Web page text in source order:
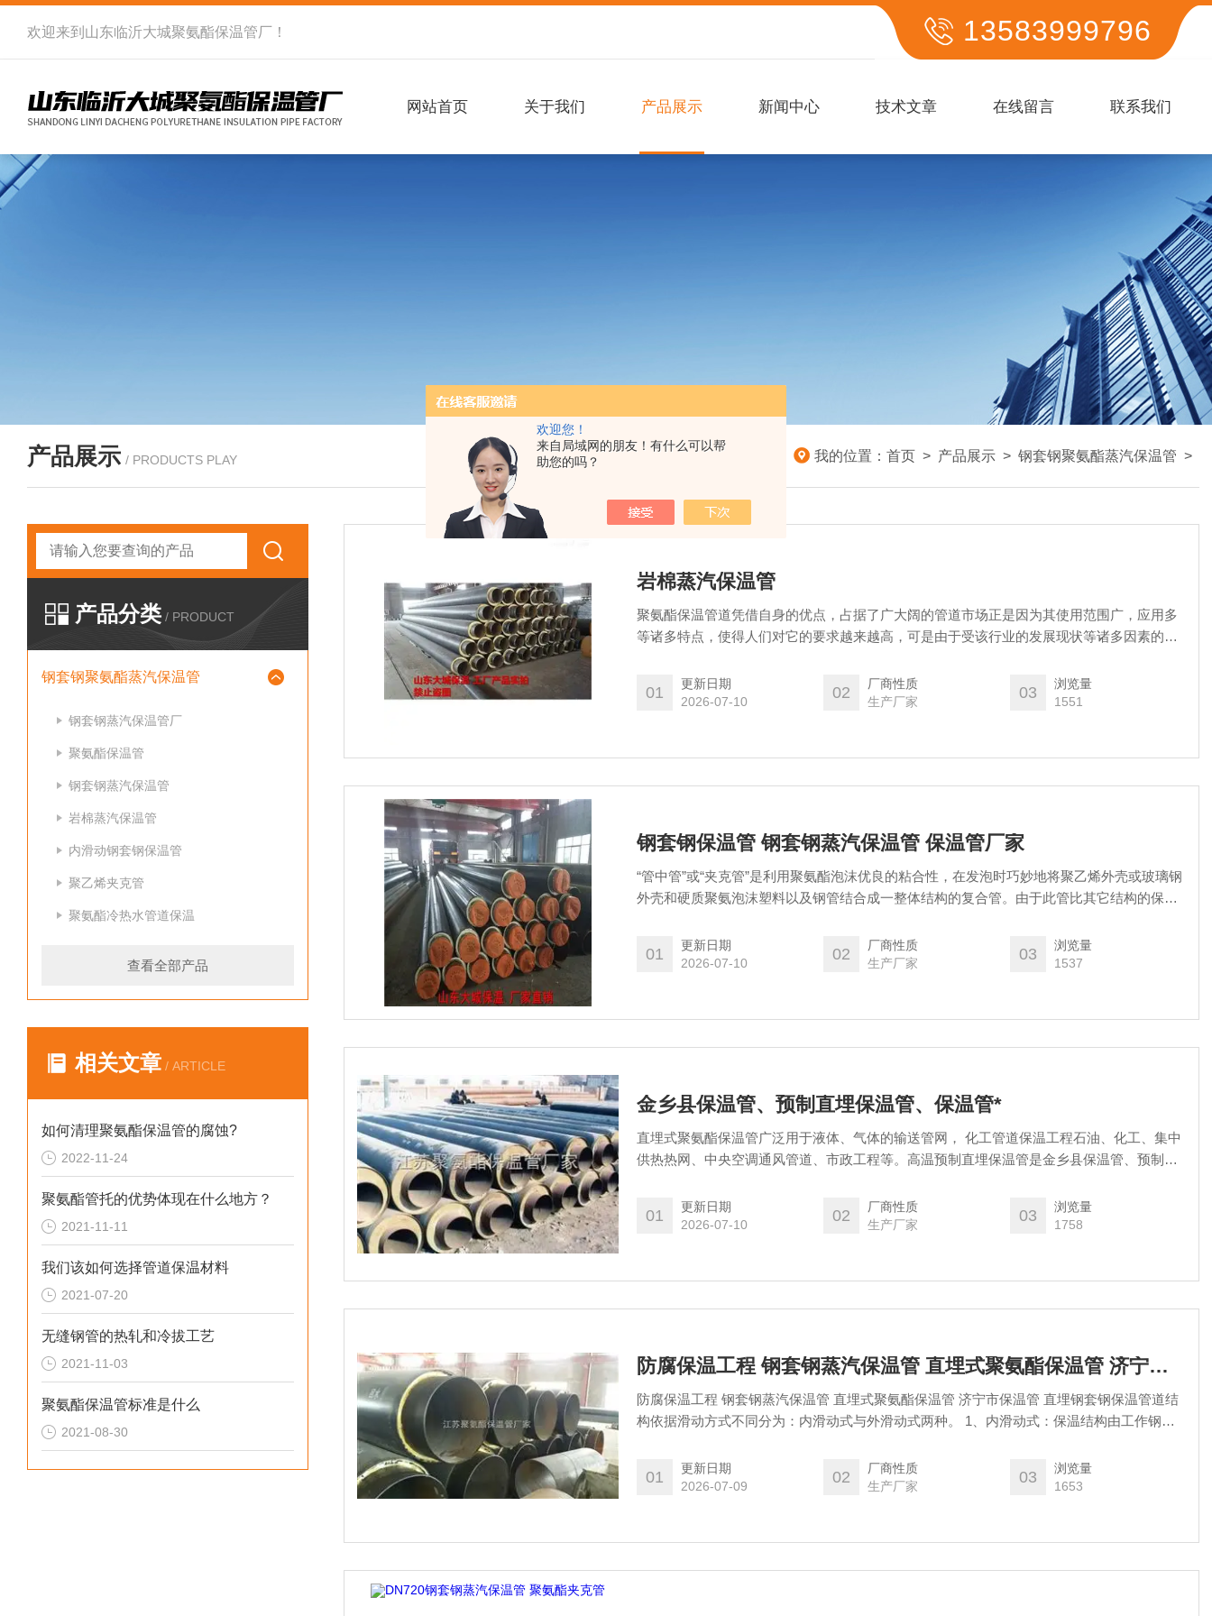
欢迎您！
来自局域网的朋友！有什么可以帮
助您的吗？
欢迎来到 山东临沂大城聚氨酯保温管厂 ！ 13583999796
网站首页 关于我们 产品展示 新闻中心 技术文章 在线留言 联系我们
产品展示 / PRODUCTS PLAY 我的位置： 首页 > 产品展示 > 钢套钢聚氨酯蒸汽保温管 >
产品分类 / PRODUCT
钢套钢聚氨酯蒸汽保温管
钢套钢蒸汽保温管厂
聚氨酯保温管
钢套钢蒸汽保温管
岩棉蒸汽保温管
内滑动钢套钢保温管
聚乙烯夹克管
聚氨酯冷热水管道保温
查看全部产品
相关文章 / ARTICLE
如何清理聚氨酯保温管的腐蚀?
2022-11-24
聚氨酯管托的优势体现在什么地方？
2021-11-11
我们该如何选择管道保温材料
2021-07-20
无缝钢管的热轧和冷拔工艺
2021-11-03
聚氨酯保温管标准是什么
2021-08-30
岩棉蒸汽保温管
聚氨酯保温管道凭借自身的优点，占据了广大阔的管道市场正是因为其使用范围广，应用多
等诸多特点，使得人们对它的要求越来越高，可是由于受该行业的发展现状等诸多因素的影
保温管 聚氨酯保温管
01
更新日期
2026-07-10
02
厂商性质
生产厂家
03
浏览量
1551
钢套钢保温管 钢套钢蒸汽保温管 保温管厂家
“管中管”或“夹克管”是利用聚氨酯泡沫优良的粘合性，在发泡时巧妙地将聚乙烯外壳或玻璃钢
外壳和硬质聚氨泡沫塑料以及钢管结合成一整体结构的复合管。由于此管比其它结构的保温
套钢保温管 钢套钢蒸汽保温管 保温管厂家
01
更新日期
2026-07-10
02
厂商性质
生产厂家
03
浏览量
1537
金乡县保温管、预制直埋保温管、保温管*
直埋式聚氨酯保温管广泛用于液体、气体的输送管网， 化工管道保温工程石油、化工、集中
供热热网、中央空调通风管道、市政工程等。高温预制直埋保温管是金乡县保温管、预制直
01
更新日期
2026-07-10
02
厂商性质
生产厂家
03
浏览量
1758
防腐保温工程 钢套钢蒸汽保温管 直埋式聚氨酯保温管 济宁市保温管
防腐保温工程 钢套钢蒸汽保温管 直埋式聚氨酯保温管 济宁市保温管 直埋钢套钢保温管道结
构依据滑动方式不同分为：内滑动式与外滑动式两种。 1、内滑动式：保温结构由工作钢
层、外套钢管、外防腐层组成。 2、外滑动式：保温结构由工作钢管、玻璃棉保温隔热层、
铝箔反射层、不锈钢紧固带、滑动导向支架、空气保温层、外护钢管、
01
更新日期
2026-07-09
02
厂商性质
生产厂家
03
浏览量
1653